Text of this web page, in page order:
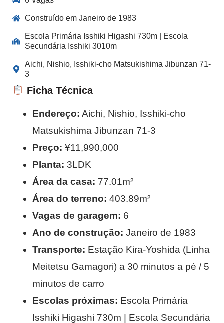
Construído em Janeiro de 1983
Escola Primária Isshiki Higashi 730m | Escola
Secundária Isshiki 3010m
Aichi, Nishio, Isshiki-cho Matsukishima Jibunzan 71-
3
Ficha Técnica
Endereço: Aichi, Nishio, Isshiki-cho
Matsukishima Jibunzan 71-3
Preço: ¥11,990,000
Planta: 3LDK
Área da casa: 77.01m²
Área do terreno: 403.89m²
Vagas de garagem: 6
Ano de construção: Janeiro de 1983
Transporte: Estação Kira-Yoshida (Linha
Meitetsu Gamagori) a 30 minutos a pé / 5
minutos de carro
Escolas próximas: Escola Primária
Isshiki Higashi 730m | Escola Secundária